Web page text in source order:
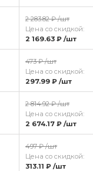
2 283.82 ₽ /шт
Цена со скидкой:
2 169.63 ₽ /шт
473 ₽ /шт
Цена со скидкой:
297.99 ₽ /шт
2 814.92 ₽ /шт
Цена со скидкой:
2 674.17 ₽ /шт
497 ₽ /шт
Цена со скидкой:
313.11 ₽ /шт